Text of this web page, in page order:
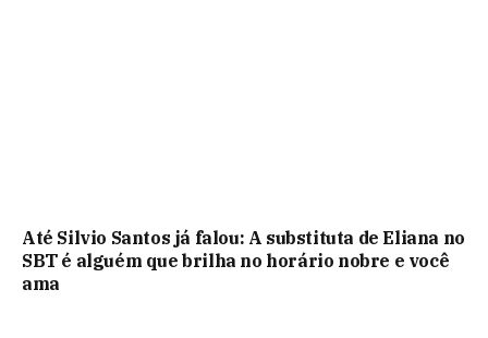
Até Silvio Santos já falou: A substituta de Eliana no
SBT é alguém que brilha no horário nobre e você
ama